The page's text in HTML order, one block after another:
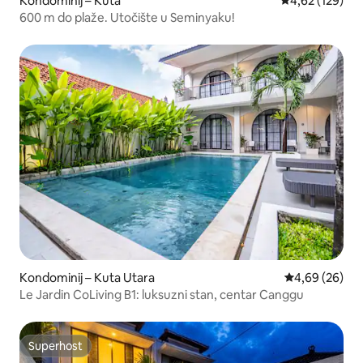
600 m do plaže. Utočište u Seminyaku!
Kondominij – Kuta Utara Prosječna
4,69 (26)
Le Jardin CoLiving B1: luksuzni stan, centar Canggu
Superhost
Superhost